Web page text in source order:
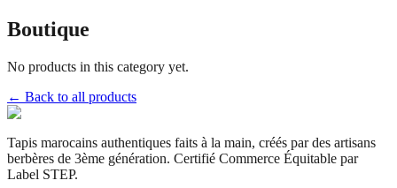
Boutique
No products in this category yet.
← Back to all products
Tapis marocains authentiques faits à la main, créés par des artisans
berbères de 3ème génération. Certifié Commerce Équitable par
Label STEP.